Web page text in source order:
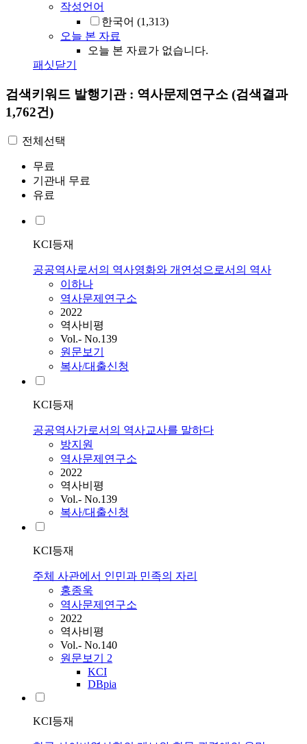
작성언어
한국어 (1,313)
오늘 본 자료
오늘 본 자료가 없습니다.
패싯닫기
검색키워드 발행기관 : 역사문제연구소 (검색결과
1,762건)
전체선택
무료
기관내 무료
유료
KCI등재
공공역사로서의 역사영화와 개연성으로서의 역사
이하나
역사문제연구소
2022
역사비평
Vol.- No.139
원문보기
복사/대출신청
KCI등재
공공역사가로서의 역사교사를 말하다
방지원
역사문제연구소
2022
역사비평
Vol.- No.139
복사/대출신청
KCI등재
주체 사관에서 인민과 민족의 자리
홍종욱
역사문제연구소
2022
역사비평
Vol.- No.140
원문보기 2
KCI
DBpia
KCI등재